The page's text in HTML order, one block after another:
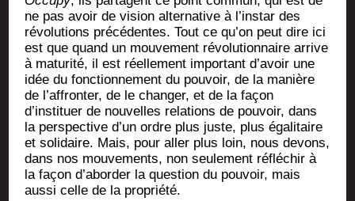
ne pas avoir de vision alter­na­tive à l’instar des
révo­lu­tions pré­cé­dentes. Tout ce qu’on peut dire ici
est que quand un mou­ve­ment révo­lu­tion­naire arrive
à matu­ri­té, il est réel­le­ment impor­tant d’avoir une
idée du fonc­tion­ne­ment du pou­voir, de la manière
de l’affronter, de le chan­ger, et de la façon
d’instituer de nou­velles rela­tions de pou­voir, dans
la pers­pec­tive d’un ordre plus juste, plus éga­li­taire
et soli­daire. Mais, pour aller plus loin, nous devons,
dans nos mou­ve­ments, non seule­ment réflé­chir à
la façon d’aborder la ques­tion du pou­voir, mais
aus­si celle de la propriété.